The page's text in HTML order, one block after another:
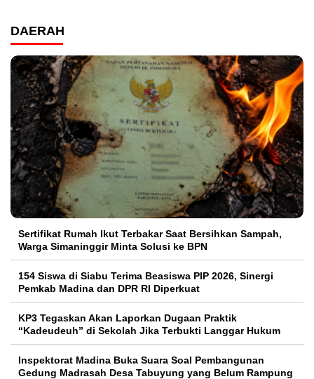
DAERAH
Sertifikat Rumah Ikut Terbakar Saat Bersihkan Sampah,
Warga Simaninggir Minta Solusi ke BPN
154 Siswa di Siabu Terima Beasiswa PIP 2026, Sinergi
Pemkab Madina dan DPR RI Diperkuat
KP3 Tegaskan Akan Laporkan Dugaan Praktik
“Kadeudeuh” di Sekolah Jika Terbukti Langgar Hukum
Inspektorat Madina Buka Suara Soal Pembangunan
Gedung Madrasah Desa Tabuyung yang Belum Rampung